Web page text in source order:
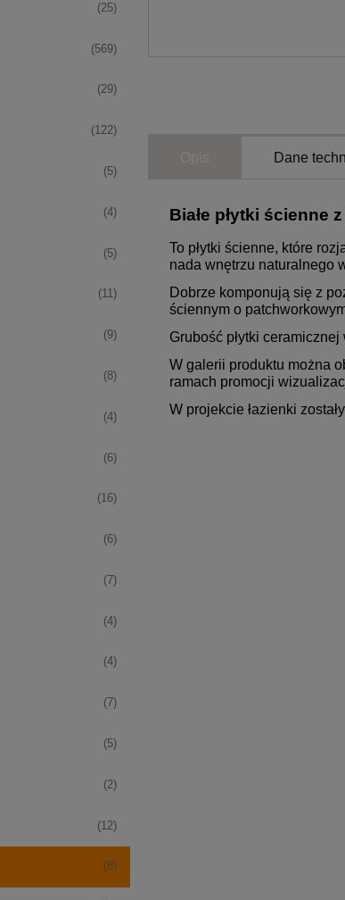
(25)
(569)
(29)
(122)
(5)
(4)
(5)
(11)
(9)
(8)
(4)
(6)
(16)
(6)
(7)
(4)
(4)
(7)
(5)
(2)
(12)
(8)
Dane
Białe płytki ścienne
To płytki ścienne, które
nada wnętrzu naturalnego
Dobrze komponują się z
ściennym o
Grubość płytki
W galerii produktu można
ramach promocji
W projekcie łazienki